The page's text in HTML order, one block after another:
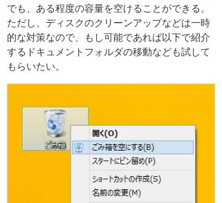
でも、ある程度の容量を空けることができる。
ただし、ディスクのクリーンアップなどは一時
的な対策なので、もし可能であれば以下で紹介
するドキュメントフォルダの移動なども試して
もらいたい。